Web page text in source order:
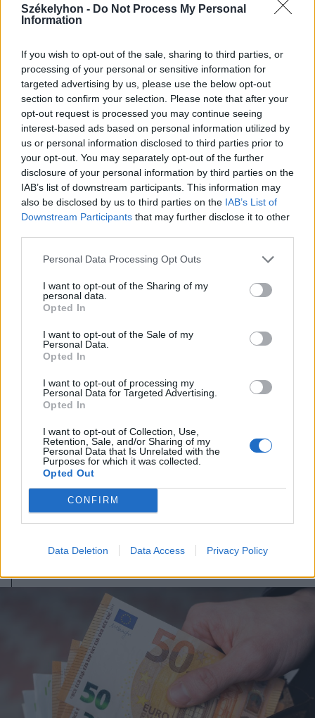
Székelyhon - Do Not Process My Personal
Information
If you wish to opt-out of the sale, sharing to third parties, or
processing of your personal or sensitive information for
targeted advertising by us, please use the below opt-out
section to confirm your selection. Please note that after your
opt-out request is processed you may continue seeing
interest-based ads based on personal information utilized by
us or personal information disclosed to third parties prior to
your opt-out. You may separately opt-out of the further
disclosure of your personal information by third parties on the
IAB’s list of downstream participants. This information may
also be disclosed by us to third parties on the IAB’s List of
Downstream Participants that may further disclose it to other
Personal Data Processing Opt Outs
I want to opt-out of the Sharing of my
personal data.
Opted In
I want to opt-out of the Sale of my
Personal Data.
Opted In
I want to opt-out of processing my
Personal Data for Targeted Advertising.
Opted In
I want to opt-out of Collection, Use,
Retention, Sale, and/or Sharing of my
Personal Data that Is Unrelated with the
Purposes for which it was collected.
Opted Out
CONFIRM
Data Deletion Data Access Privacy Policy
2026. augusztus 08., szombat
Megvan, kit jelöl köztársasági
elnöknek a Tisza Párt
2026. augusztus 08., szombat
Uszályokat süllyesztenek a Dunába
a csernavodai atomerőmű
üzemben tartása érdekében –